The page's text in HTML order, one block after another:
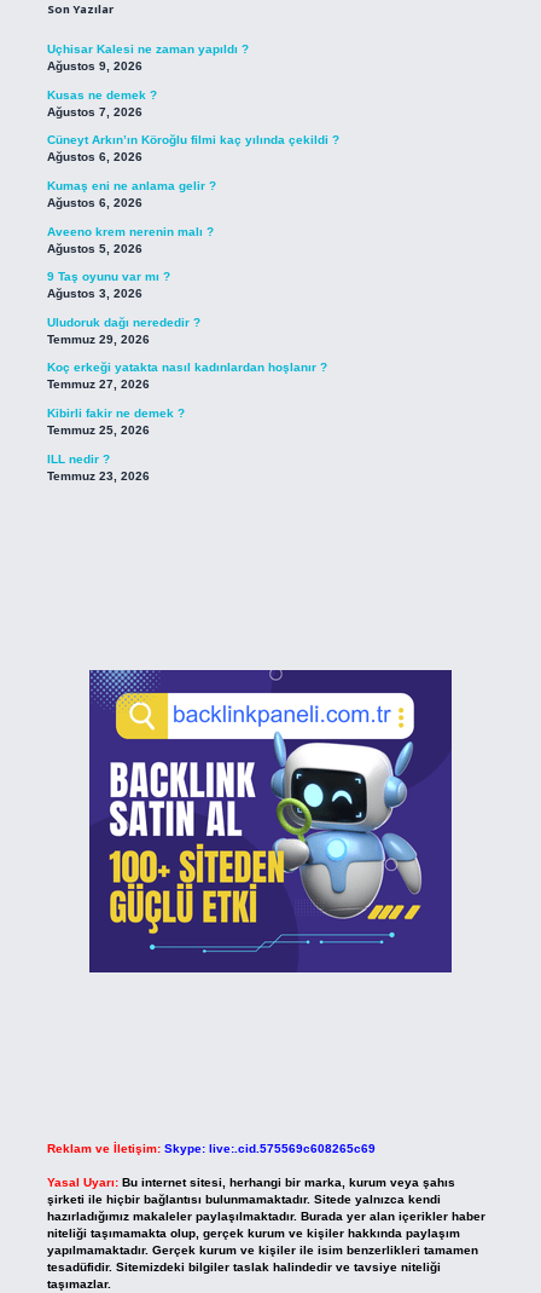
Son Yazılar
Uçhisar Kalesi ne zaman yapıldı ?
Ağustos 9, 2026
Kusas ne demek ?
Ağustos 7, 2026
Cüneyt Arkın’ın Köroğlu filmi kaç yılında çekildi ?
Ağustos 6, 2026
Kumaş eni ne anlama gelir ?
Ağustos 6, 2026
Aveeno krem nerenin malı ?
Ağustos 5, 2026
9 Taş oyunu var mı ?
Ağustos 3, 2026
Uludoruk dağı nerededir ?
Temmuz 29, 2026
Koç erkeği yatakta nasıl kadınlardan hoşlanır ?
Temmuz 27, 2026
Kibirli fakir ne demek ?
Temmuz 25, 2026
ILL nedir ?
Temmuz 23, 2026
Reklam ve İletişim: Skype: live:.cid.575569c608265c69
Yasal Uyarı: Bu internet sitesi, herhangi bir marka, kurum veya şahıs
şirketi ile hiçbir bağlantısı bulunmamaktadır. Sitede yalnızca kendi
hazırladığımız makaleler paylaşılmaktadır. Burada yer alan içerikler haber
niteliği taşımamakta olup, gerçek kurum ve kişiler hakkında paylaşım
yapılmamaktadır. Gerçek kurum ve kişiler ile isim benzerlikleri tamamen
tesadüfidir. Sitemizdeki bilgiler taslak halindedir ve tavsiye niteliği
taşımazlar.